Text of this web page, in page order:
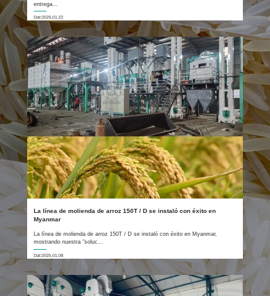
entrega...
Dat:2025.01.22
La línea de molienda de arroz 150T / D se instaló con éxito en
Myanmar
La línea de molienda de arroz 150T / D se instaló con éxito en Myanmar,
mostrando nuestra "soluc...
Dat:2025.01.08